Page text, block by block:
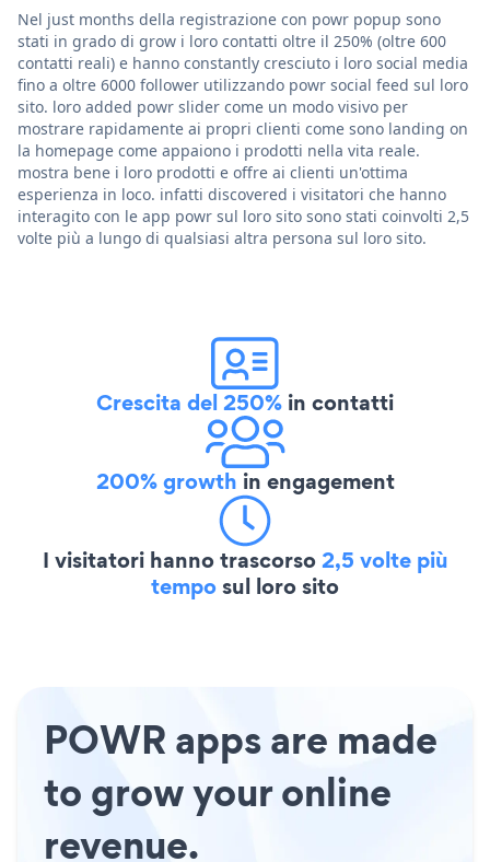
Nel just months della registrazione con powr popup sono
stati in grado di grow i loro contatti oltre il 250% (oltre 600
contatti reali) e hanno constantly cresciuto i loro social media
fino a oltre 6000 follower utilizzando powr social feed sul loro
sito. loro added powr slider come un modo visivo per
mostrare rapidamente ai propri clienti come sono landing on
la homepage come appaiono i prodotti nella vita reale.
mostra bene i loro prodotti e offre ai clienti un'ottima
esperienza in loco. infatti discovered i visitatori che hanno
interagito con le app powr sul loro sito sono stati coinvolti 2,5
volte più a lungo di qualsiasi altra persona sul loro sito.
Crescita del 250% in contatti
200% growth in engagement
I visitatori hanno trascorso2,5 volte più
temposul loro sito
POWR apps are made
to grow your online
revenue.